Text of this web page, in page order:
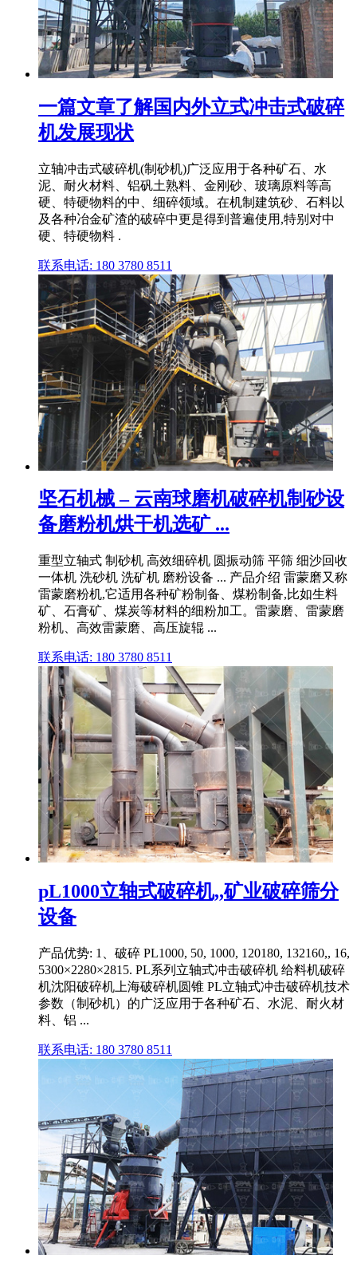
一篇文章了解国内外立式冲击式破碎
机发展现状
立轴冲击式破碎机(制砂机)广泛应用于各种矿石、水
泥、耐火材料、铝矾土熟料、金刚砂、玻璃原料等高
硬、特硬物料的中、细碎领域。在机制建筑砂、石料以
及各种冶金矿渣的破碎中更是得到普遍使用,特别对中
硬、特硬物料 .
联系电话: 180 3780 8511
坚石机械 – 云南球磨机破碎机制砂设
备磨粉机烘干机选矿 ...
重型立轴式 制砂机 高效细碎机 圆振动筛 平筛 细沙回收
一体机 洗砂机 洗矿机 磨粉设备 ... 产品介绍 雷蒙磨又称
雷蒙磨粉机,它适用各种矿粉制备、煤粉制备,比如生料
矿、石膏矿、煤炭等材料的细粉加工。雷蒙磨、雷蒙磨
粉机、高效雷蒙磨、高压旋辊 ...
联系电话: 180 3780 8511
pL1000立轴式破碎机,,矿业破碎筛分
设备
产品优势: 1、破碎 PL1000, 50, 1000, 120180, 132160,, 16,
5300×2280×2815. PL系列立轴式冲击破碎机 给料机破碎
机沈阳破碎机上海破碎机圆锥 PL立轴式冲击破碎机技术
参数（制砂机）的广泛应用于各种矿石、水泥、耐火材
料、铝 ...
联系电话: 180 3780 8511